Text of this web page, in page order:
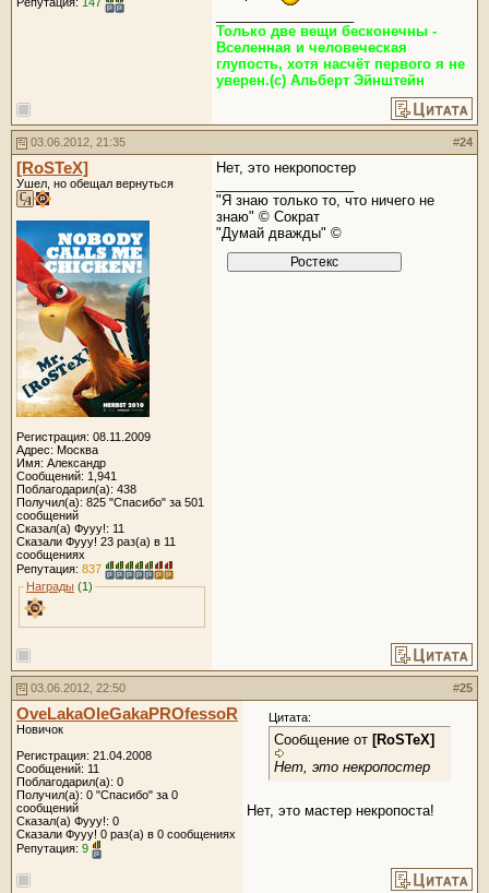
Репутация: 147
Только две вещи бесконечны -
Вселенная и человеческая
глупость, хотя насчёт первого я не
уверен.(с) Альберт Эйнштейн
03.06.2012, 21:35 #24
[RoSTeX]
Ушел, но обещал вернуться
Регистрация: 08.11.2009
Адрес: Москва
Имя: Александр
Сообщений: 1,941
Поблагодарил(а): 438
Получил(а): 825 "Спасибо" за 501
сообщений
Сказал(а) Фууу!: 11
Сказали Фууу! 23 раз(а) в 11
сообщениях
Репутация: 837
Награды (1)
Нет, это некропостер
"Я знаю только то, что ничего не
знаю" © Сократ
"Думай дважды" ©
03.06.2012, 22:50 #25
OveLakaOleGakaPROfessoR
Новичок
Регистрация: 21.04.2008
Сообщений: 11
Поблагодарил(а): 0
Получил(а): 0 "Спасибо" за 0
сообщений
Сказал(а) Фууу!: 0
Сказали Фууу! 0 раз(а) в 0 сообщениях
Репутация: 9
Цитата:
Сообщение от [RoSTeX]
Нет, это некропостер
Нет, это мастер некропоста!